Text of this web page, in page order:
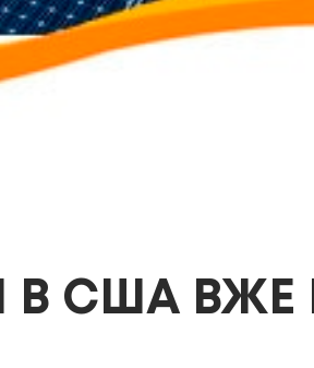
В США ВЖЕ